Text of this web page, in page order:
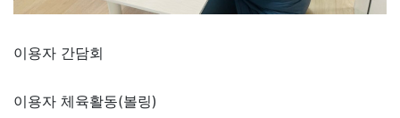
이용자 간담회
이용자 체육활동(볼링)